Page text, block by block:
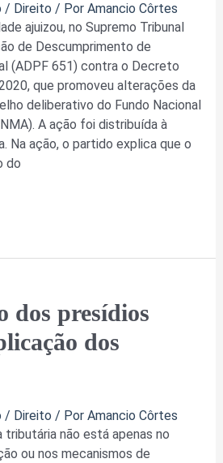
/ Direito / Por Amancio Côrtes
ajuizou, no Supremo Tribunal
de Descumprimento de
(ADPF 651) contra o Decreto
que promoveu alterações da
deliberativo do Fundo Nacional
A ação foi distribuída à
Na ação, o partido explica que o
do
dos presídios
dos
/ Direito / Por Amancio Côrtes
não está apenas no
ou nos mecanismos de